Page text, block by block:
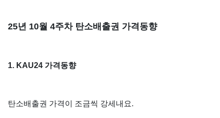
25년 10월 4주차 탄소배출권 가격동향
1. KAU24 가격동향
탄소배출권 가격이 조금씩 강세내요.